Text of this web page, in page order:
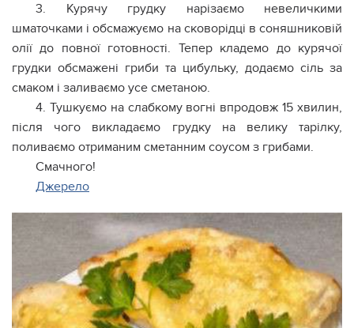
3. Курячу грудку нарізаємо невеличкими
шматочками і обсмажуємо на сковорідці в соняшниковій
олії до повної готовності. Тепер кладемо до курячої
грудки обсмажені гриби та цибульку, додаємо сіль за
смаком і заливаємо усе сметаною.
4. Тушкуємо на слабкому вогні впродовж 15 хвилин,
після чого викладаємо грудку на велику тарілку,
поливаємо отриманим сметанним соусом з грибами.
Смачного!
Джерело